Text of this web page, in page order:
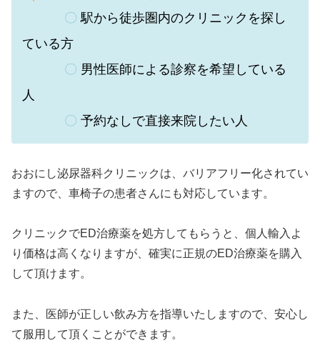
〇 駅から徒歩圏内のクリニックを探し
ている方
〇 男性医師による診察を希望している
人
〇 予約なしで直接来院したい人
おおにし泌尿器科クリニックは、バリアフリー化されてい
ますので、車椅子の患者さんにも対応しています。
クリニックでED治療薬を処方してもらうと、個人輸入よ
り価格は高くなりますが、確実に正規のED治療薬を購入
して頂けます。
また、医師が正しい飲み方を指導いたしますので、安心し
て服用して頂くことができます。